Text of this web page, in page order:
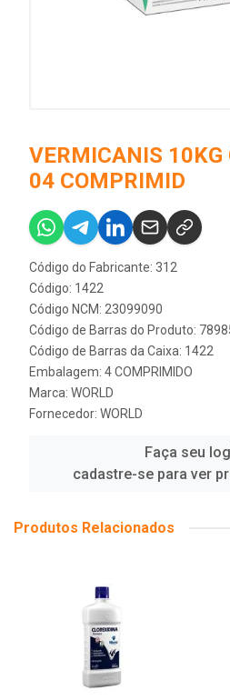
VERMICANIS 10KG
04 COMPRIMID
Código do Fabricante: 312
Código: 1422
Código NCM: 23099090
Código de Barras do Produto:
Código de Barras da Caixa: 1422
Embalagem: 4 COMPRIMIDO
Marca: WORLD
Fornecedor: WORLD
Faça seu
cadastre-se para ver
Produtos Relacionados